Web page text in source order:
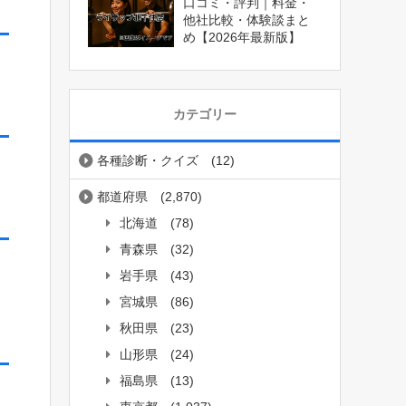
他社比較・体験談まと
め【2026年最新版】
カテゴリー
各種診断・クイズ (12)
都道府県
(2,870)
北海道
(78)
青森県
(32)
岩手県
(43)
宮城県
(86)
秋田県
(23)
山形県
(24)
福島県
(13)